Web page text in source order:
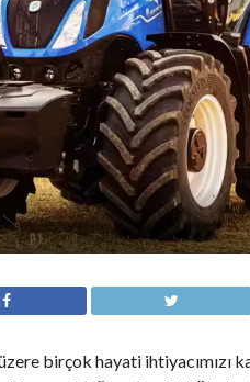
birçok hayati ihtiyacımızı